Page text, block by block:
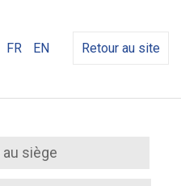
FR EN Retour au site
siège